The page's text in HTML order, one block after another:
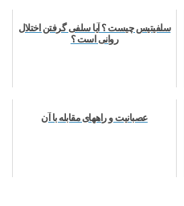
سلفیتیس چیست ؟ آیا سلفی گرفتن اختلال
روانی است ؟
عصبانیت و راههای مقابله با آن